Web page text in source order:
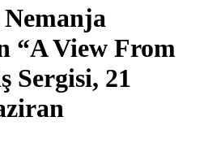
“A View From
Sergisi, 21